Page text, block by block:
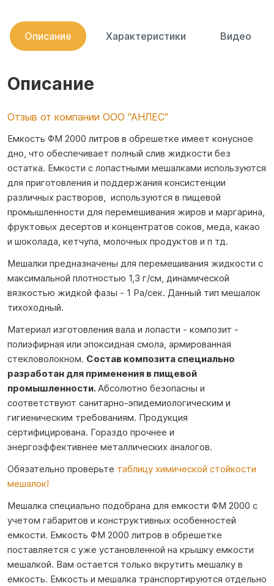
Описание Характеристики Видео
Описание
Отзыв от компании ООО "АНЛЕС"
Емкость ФМ 2000 литров в обрешетке имеет конусное
дно, что обеспечивает полный слив жидкости без
остатка. Емкости с лопастными мешалками используются
для приготовления и поддержания консистенции
различных растворов, используются в пищевой
промышленности для перемешивания жиров и маргарина,
фруктовых десертов и концентратов соков, меда, какао
и шоколада, кетчупа, молочных продуктов и п тд.
Мешалки предназначены для перемешивания жидкости с
максимальной плотностью 1,3 г/см, динамической
вязкостью жидкой фазы ‐ 1 Ра/сек. Данный тип мешалок
тихоходный.
Материал изготовления вала и лопасти - композит -
полиэфирная или эпоксидная смола, армированная
стекловолокном. Состав композита специально
разработан для применения в пищевой
промышленности.Абсолютно безопасны и
соответствуют санитарно-эпидемиологическим и
гигиеническим требованиям. Продукция
сертифицирована. Гораздо прочнее и
энергоэффективнее металлических аналогов.
Обязательно проверьте таблицу химической стойкости
мешалок!
Мешалка специально подобрана для емкости ФМ 2000 с
учетом габаритов и конструктивных особенностей
емкости. Емкость ФМ 2000 литров в обрешетке
поставляется с уже установленной на крышку емкости
мешалкой. Вам остается только вкрутить мешалку в
емкость. Емкость и мешалка транспортируются отдельно